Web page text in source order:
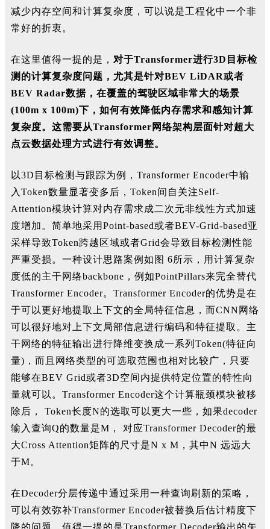
减少内存空间和计算复杂度，可以说是工程化中一个非
常好的折衷。
在这里值得一提的是， 对于Transformer进行3D目标检
测的计算复杂度问题，尤其是针对BEV LiDAR或者
BEV Radar数据，在覆盖的驾驶区域非常大的场景
(100m x 100m)下，如何有效降低内存需求和感知计算
复杂度。这需要从Transformer网络架构层面针对超大
点云数据处理方式进行有效调整。
以3D目标检测与跟踪为例，Transformer Encoder中输
入Token数量显著变多后，Token间自关注Self-
Attention模块计算对内存需求成二次元非线性方式加速
度增加。简单地采用Point-based或者BEV-Grid-based亚
采样导致Token跨越区域或者Grid会导致目标检测性能
严重受损。一种设计思路案例如图 6所示，用计算复杂
度低的主干网络backbone，例如PointPillars来完全替代
Transformer Encoder。Transformer Encoder的优势是在
于可以更好地提取上下文的全局特征信息，而CNN网络
可以很好地对上下文局部信息进行编码和特征提取。主
干网络的特征输出进行降维变换成一系列Token(特征向
量)，而且网络类型的可选取范围也相对比较广，只要
能够在BEV Grid或者3D空间内提供特定位置的特性向
量就可以。Transformer Encoder这个计算瓶颈模块被移
除后， Token长度N的选取可以更大一些，如果decoder
输入查询Q的数量是M， 对应Transformer Decoder的最
大Cross Attention矩阵的尺寸是N x M，其中N 远远大
于M。
在Decoder分层传递中通过采用一种查询刷新的策略，
可以有效弥补Transformer Encoder被替换后估计精度下
降的问题。值得一提的是Transformer Decoder输出的矢